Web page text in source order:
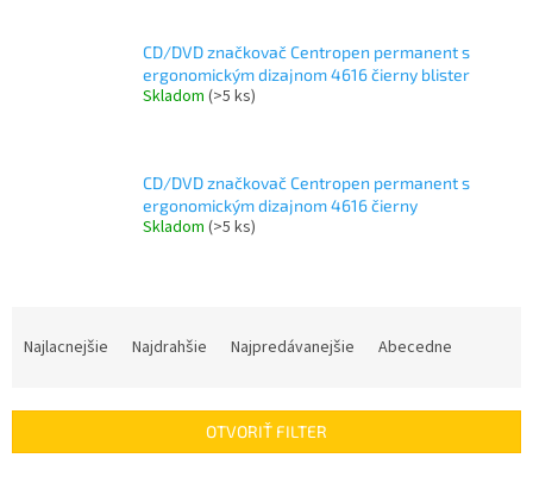
CD/DVD značkovač Centropen permanent s
ergonomickým dizajnom 4616 čierny blister
Skladom (>5 ks)
CD/DVD značkovač Centropen permanent s
ergonomickým dizajnom 4616 čierny
Skladom (>5 ks)
i
Najlacnejšie Najdrahšie Najpredávanejšie Abecedne
OTVORIŤ FILTER